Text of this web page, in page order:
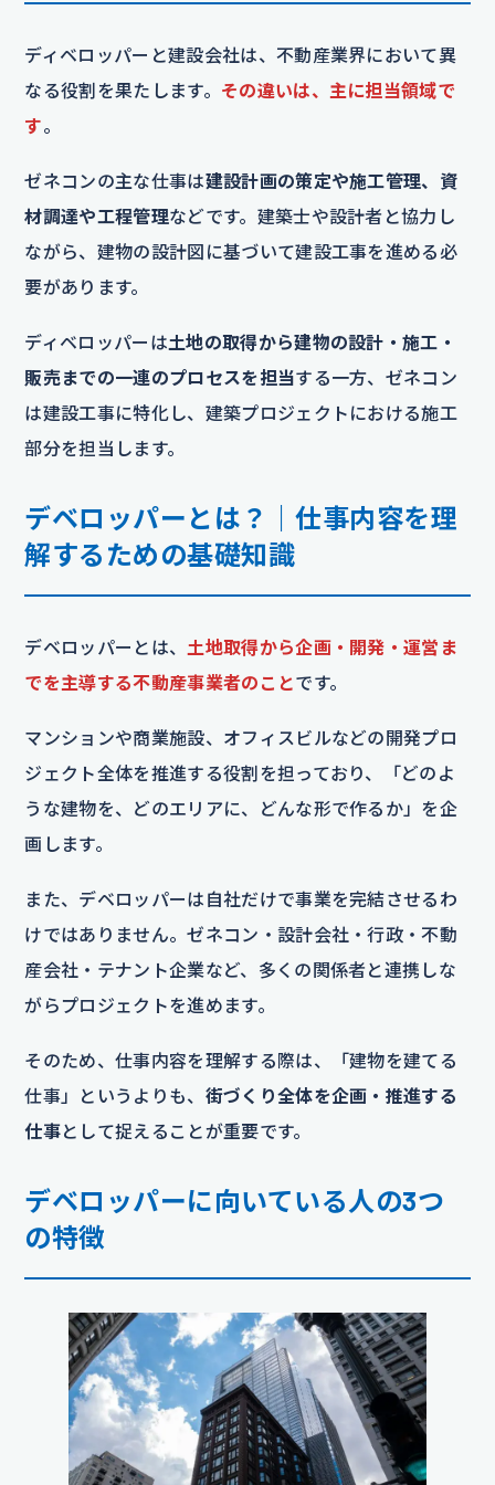
ディベロッパーと建設会社は、不動産業界において異
なる役割を果たします。 その違いは、主に担当領域で
す。
ゼネコンの主な仕事は建設計画の策定や施工管理、資
材調達や工程管理などです。建築士や設計者と協力し
ながら、建物の設計図に基づいて建設工事を進める必
要があります。
ディベロッパーは土地の取得から建物の設計・施工・
販売までの一連のプロセスを担当する一方、ゼネコン
は建設工事に特化し、建築プロジェクトにおける施工
部分を担当します。
デベロッパーとは？｜仕事内容を理
解するための基礎知識
デベロッパーとは、 土地取得から企画・開発・運営ま
でを主導する不動産事業者のことです。
マンションや商業施設、オフィスビルなどの開発プロ
ジェクト全体を推進する役割を担っており、「どのよ
うな建物を、どのエリアに、どんな形で作るか」を企
画します。
また、デベロッパーは自社だけで事業を完結させるわ
けではありません。ゼネコン・設計会社・行政・不動
産会社・テナント企業など、多くの関係者と連携しな
がらプロジェクトを進めます。
そのため、仕事内容を理解する際は、「建物を建てる
仕事」というよりも、 街づくり全体を企画・推進する
仕事として捉えることが重要です。
デベロッパーに向いている人の3つ
の特徴